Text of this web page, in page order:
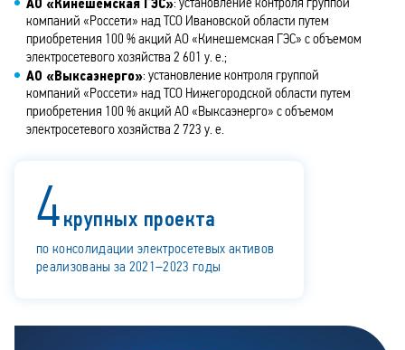
4крупных проекта
по консолидации электросетевых активов
реализованы за 2021–2023 годы
АО «Кинешемская ГЭС»: установление контроля группой
компаний «Россети» над ТСО Ивановской области путем
приобретения 100 % акций АО «Кинешемская ГЭС» с объемом
электросетевого хозяйства 2 601 у. е.;
АО «Выксаэнерго»: установление контроля группой
компаний «Россети» над ТСО Нижегородской области путем
приобретения 100 % акций АО «Выксаэнерго» с объемом
электросетевого хозяйства 2 723 у. е.